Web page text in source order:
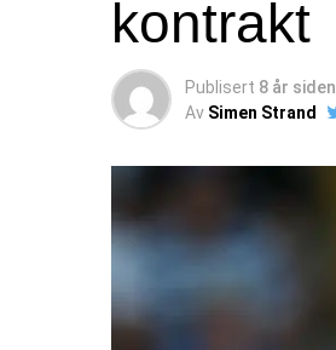
kontrakt
Publisert 8 år siden
Av Simen Strand